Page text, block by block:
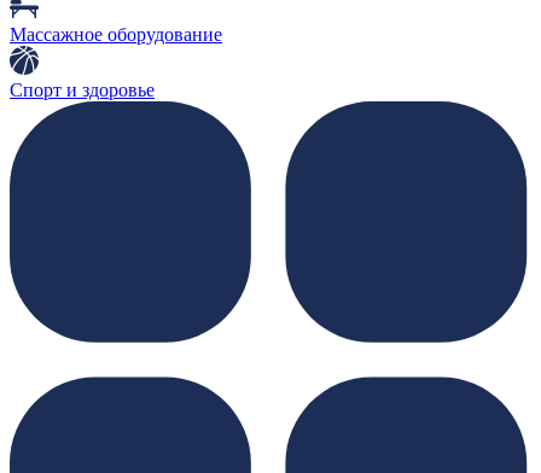
Массажное оборудование
Спорт и здоровье